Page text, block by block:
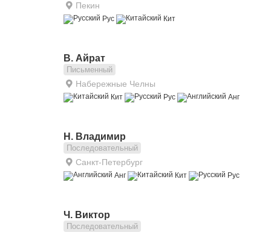
Пекин
Рус Кит
В. Айрат
Письменный
Набережные Челны
Кит Рус Анг
Н. Владимир
Последовательный
Санкт-Петербург
Анг Кит Рус
Ч. Виктор
Последовательный